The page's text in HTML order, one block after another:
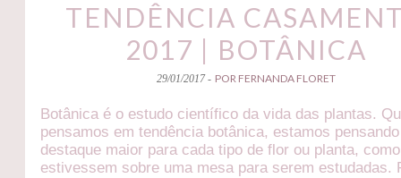
TENDÊNCIA
2017 | BOTÂNICA
29/01/2017 - POR FERNANDA FLORET
Botânica é o estudo científico da vida das plantas.
pensamos em tendência botânica, estamos
destaque maior para cada tipo de flor ou planta,
estivessem sobre uma mesa para serem estudadas.